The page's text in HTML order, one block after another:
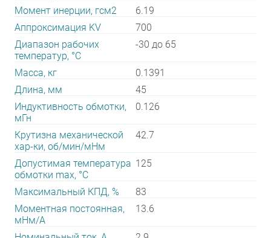
Момент инерции, гсм2
6.19
Аппроксимация KV
700
Диапазон рабочих
температур, °С
-30 до 65
Масса, кг
0.1391
Длина, мм
45
Индуктивность обмотки,
мГн
0.126
Крутизна механической
хар-ки, об/мин/мНм
42.7
Допустимая температура
обмотки max, °С
125
Максимальный КПД, %
83
Моментная постоянная,
мНм/А
13.6